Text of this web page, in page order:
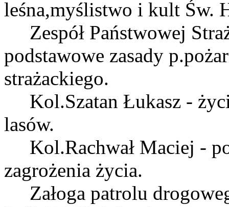
leśna,myślistwo i kult Św.
Zespół Państwowej
podstawowe zasady
strażackiego.
Kol.Szatan Łukasz -
lasów.
Kol.Rachwał Maciej -
zagrożenia życia.
Załoga patrolu